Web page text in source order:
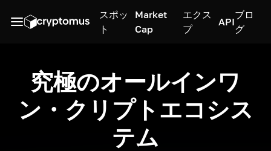
スポッ
ト
Market
Cap
エクス
プ
API
ブロ
グ
究極のオールインワ
ン・クリプトエコシス
テム